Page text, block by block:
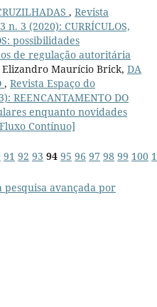
, Revista
3 (2020): CURRÍCULOS,
possibilidades
de regulação autoritária
Maurício Brick, DA
, Revista Espaço do
REENCANTAMENTO DO
enquanto novidades
Contínuo]
91 92 93 94 95 96 97 98 99 100
avançada por